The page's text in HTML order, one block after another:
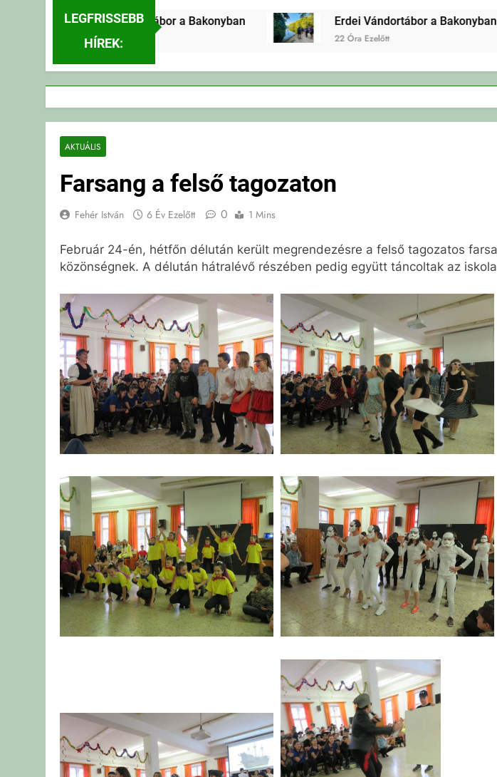
LEGFRISSEBB
HÍREK:
Erdei Vándortábor a Bakonyban
22 Óra Ezelőtt
Erdei Vándortábor a Bakonyban
22 Óra Ezelőtt
AKTUÁLIS
Farsang a felső tagozaton
Fehér István 6 Év Ezelőtt 0 1 Mins
Február 24-én, hétfőn délután került megrendezésre a felső tagozatos
közönségnek. A délután hátralévő részében pedig együtt táncoltak az